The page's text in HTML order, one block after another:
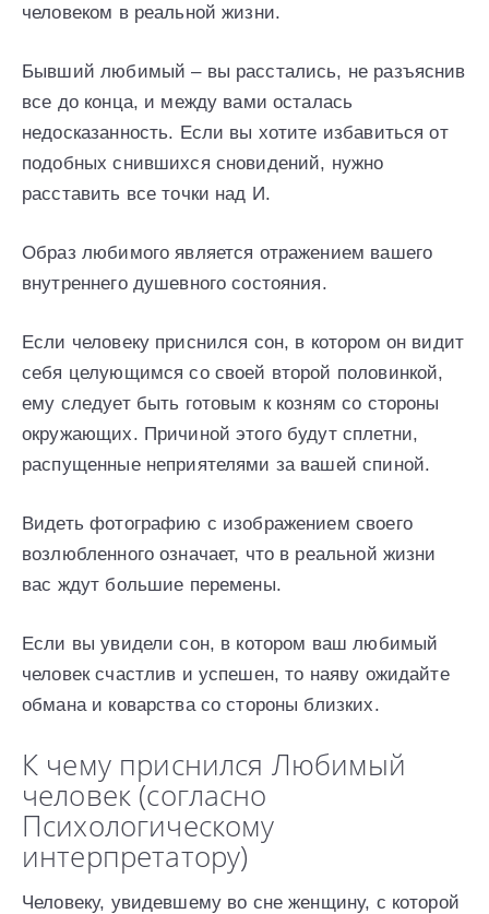
человеком в реальной жизни.
Бывший любимый – вы расстались, не разъяснив
все до конца, и между вами осталась
недосказанность. Если вы хотите избавиться от
подобных снившихся сновидений, нужно
расставить все точки над И.
Образ любимого является отражением вашего
внутреннего душевного состояния.
Если человеку приснился сон, в котором он видит
себя целующимся со своей второй половинкой,
ему следует быть готовым к козням со стороны
окружающих. Причиной этого будут сплетни,
распущенные неприятелями за вашей спиной.
Видеть фотографию с изображением своего
возлюбленного означает, что в реальной жизни
вас ждут большие перемены.
Если вы увидели сон, в котором ваш любимый
человек счастлив и успешен, то наяву ожидайте
обмана и коварства со стороны близких.
К чему приснился Любимый
человек (согласно
Психологическому
интерпретатору)
Человеку, увидевшему во сне женщину, с которой